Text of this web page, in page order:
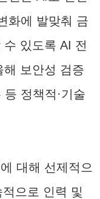
화에 발맞춰 금
있도록 AI 전
해 보안성 검증
정책적·기술
대해 선제적으
으로 인력 및